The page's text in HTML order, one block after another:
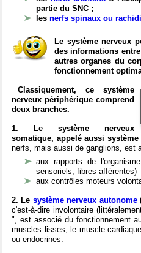
partie du SNC ;
les nerfs spinaux ou
Le système nerveux
des informations
autres organes du
fonctionnement
Classiquement, ce système
nerveux périphérique comprend
deux branches.
1. Le système nerveux
somatique, appelé aussi
nerfs, mais aussi de ganglions, est
aux rapports de
sensoriels, fibres afférentes)
aux contrôles moteurs
2. Le système nerveux autonome
c'est-à-dire involontaire
", est associé du fonctionnement
muscles lisses, le muscle
ou endocrines.